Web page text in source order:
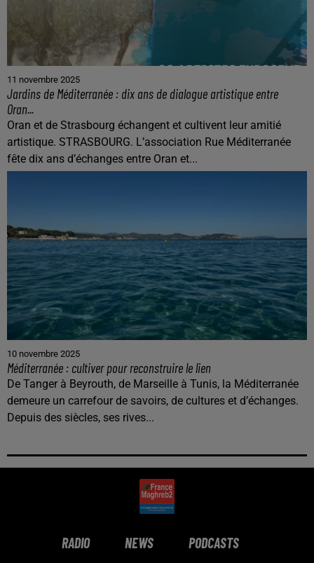
11 novembre 2025
Jardins de Méditerranée : dix ans de dialogue artistique entre
Oran...
Oran et de Strasbourg échangent et cultivent leur amitié
artistique. STRASBOURG. L’association Rue Méditerranée
fête dix ans d’échanges entre Oran et...
10 novembre 2025
Méditerranée : cultiver pour reconstruire le lien
De Tanger à Beyrouth, de Marseille à Tunis, la Méditerranée
demeure un carrefour de savoirs, de cultures et d’échanges.
Depuis des siècles, ses rives...
RADIO NEWS PODCASTS